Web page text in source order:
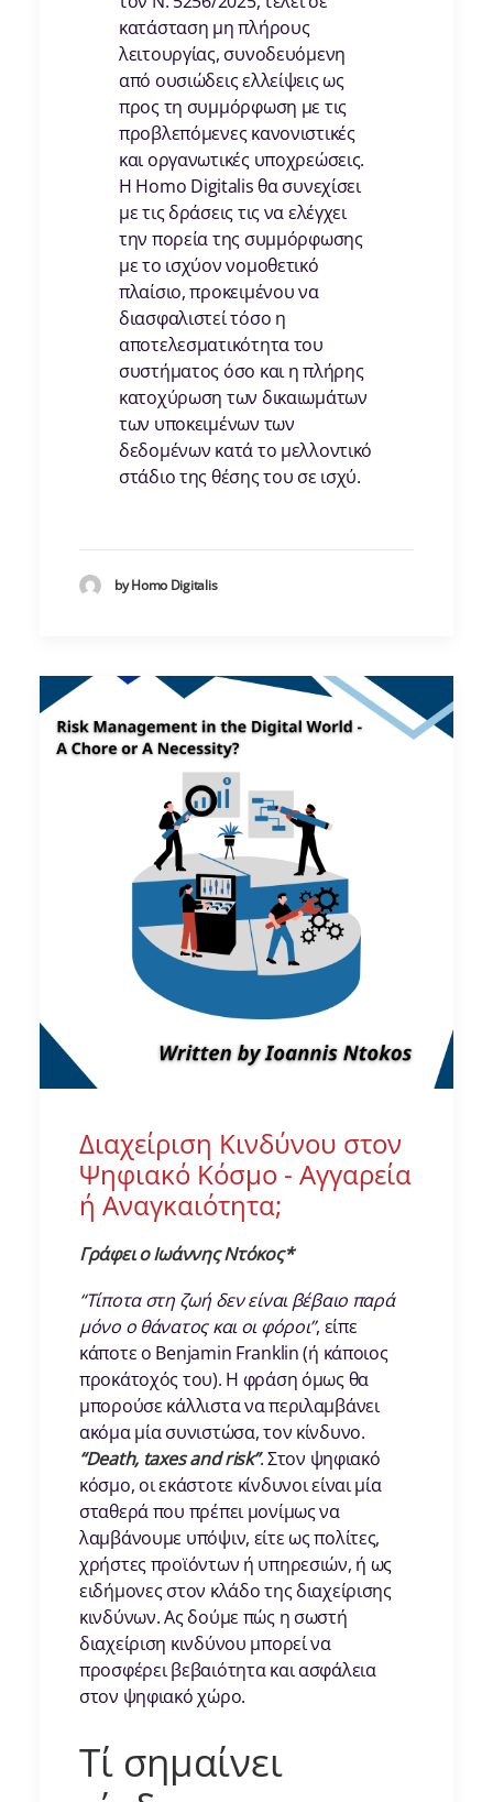
κατάσταση μη πλήρους
λειτουργίας, συνοδευόμενη
από ουσιώδεις ελλείψεις ως
προς τη συμμόρφωση με τις
προβλεπόμενες κανονιστικές
και οργανωτικές υποχρεώσεις.
Η Homo Digitalisθα συνεχίσει
με τις δράσεις τις να ελέγχει
την πορεία της συμμόρφωσης
με το ισχύον νομοθετικό
πλαίσιο, προκειμένου να
διασφαλιστεί τόσο η
αποτελεσματικότητα του
συστήματος όσο και η πλήρης
κατοχύρωση των δικαιωμάτων
των υποκειμένων των
δεδομένων κατά το μελλοντικό
στάδιο της θέσης του σε ισχύ.
by Homo Digitalis
Διαχείριση Κινδύνου στον
Ψηφιακό Κόσμο - Αγγαρεία
ή Αναγκαιότητα;
Γράφει o Ιωάννης Ντόκος*
“Τίποτα στη ζωή δεν είναι βέβαιο παρά
μόνο ο θάνατος και οι φόροι”, είπε
κάποτε ο Benjamin Franklin (ή κάποιος
προκάτοχός του). Η φράση όμως θα
μπορούσε κάλλιστα να περιλαμβάνει
ακόμα μία συνιστώσα, τον κίνδυνο.
“Death, taxes and risk”. Στον ψηφιακό
κόσμο, οι εκάστοτε κίνδυνοι είναι μία
σταθερά που πρέπει μονίμως να
λαμβάνουμε υπόψιν, είτε ως πολίτες,
χρήστες προϊόντων ή υπηρεσιών, ή ως
ειδήμονες στον κλάδο της διαχείρισης
κινδύνων. Ας δούμε πώς η σωστή
διαχείριση κινδύνου μπορεί να
προσφέρει βεβαιότητα και ασφάλεια
στον ψηφιακό χώρο.
Τί σημαίνει